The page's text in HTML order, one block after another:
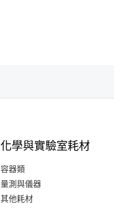
化學與實驗室耗材
容器類
量測與儀器
其他耗材